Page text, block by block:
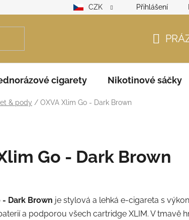
Reklamační řád GDPR
CZK Přihlášení
KOŠÍK
cigarety Nikotinové sáčky
& pody / OXVA Xlim Go - Dark Brown
Go - Dark Brown
- Dark Brown je stylová a lehká e-cigareta s
a podporou všech cartridge XLIM. V tmavě